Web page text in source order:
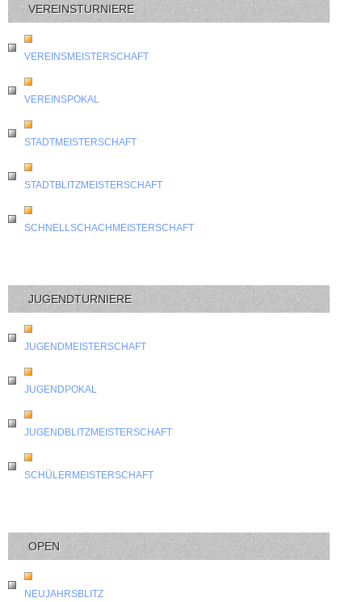
VEREINSTURNIERE
VEREINSMEISTERSCHAFT
VEREINSPOKAL
STADTMEISTERSCHAFT
STADTBLITZMEISTERSCHAFT
SCHNELLSCHACHMEISTERSCHAFT
JUGENDTURNIERE
JUGENDMEISTERSCHAFT
JUGENDPOKAL
JUGENDBLITZMEISTERSCHAFT
SCHÜLERMEISTERSCHAFT
OPEN
NEUJAHRSBLITZ